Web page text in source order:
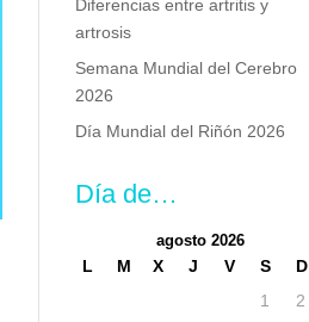
Diferencias entre artritis y
artrosis
Semana Mundial del Cerebro
2026
Día Mundial del Riñón 2026
Día de…
agosto 2026
L M X J V S
D
1
2